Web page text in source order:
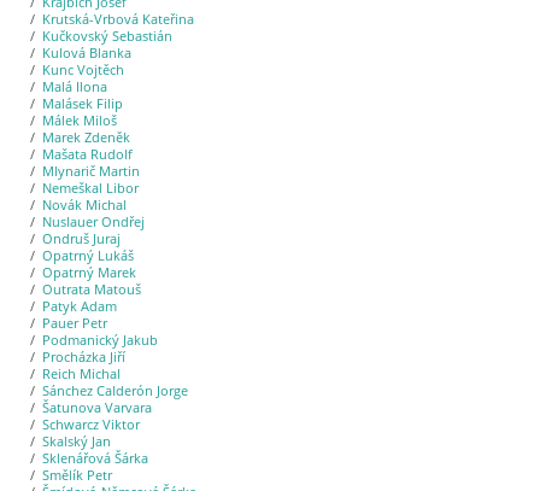
Krutská-Vrbová Kateřina
Kučkovský Sebastián
Kulová Blanka
Kunc Vojtěch
Malá Ilona
Malásek Filip
Málek Miloš
Marek Zdeněk
Mašata Rudolf
Mlynarič Martin
Nemeškal Libor
Novák Michal
Nuslauer Ondřej
Ondruš Juraj
Opatrný Lukáš
Opatrný Marek
Outrata Matouš
Patyk Adam
Pauer Petr
Podmanický Jakub
Procházka Jiří
Reich Michal
Sánchez Calderón Jorge
Šatunova Varvara
Schwarcz Viktor
Skalský Jan
Sklenářová Šárka
Smělík Petr